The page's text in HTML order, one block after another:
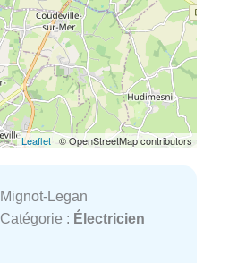
Leaflet | © OpenStreetMap contributors
Mignot-Legan
Catégorie : Électricien